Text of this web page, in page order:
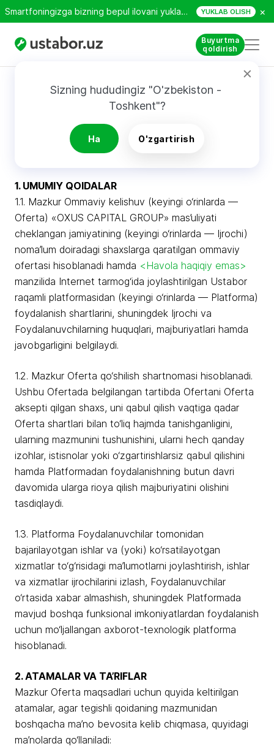
Smartfoningizga bizning bepul ilovani yuklab oling! YUKLAB OLISH ×
Buyurtma
qoldirish
Sizning hududingiz "O'zbekiston -
Toshkent"?
Ha O'zgartirish
Qoidalar va shartlar
USTABOR PLATFORMASIDAN FOYDALANISH
BO‘YICHA OMMAVIY OFERTA (FOYDALANUVCHI
1. UMUMIY QOIDALAR
1.1. Mazkur Ommaviy kelishuv (keyingi o‘rinlarda —
Oferta) «OXUS CAPITAL GROUP» mas’uliyati
cheklangan jamiyatining (keyingi o‘rinlarda — Ijrochi)
noma’lum doiradagi shaxslarga qaratilgan ommaviy
ofertasi hisoblanadi hamda <Havola haqiqiy emas>
manzilida Internet tarmog‘ida joylashtirilgan Ustabor
raqamli platformasidan (keyingi o‘rinlarda — Platforma)
foydalanish shartlarini, shuningdek Ijrochi va
Foydalanuvchilarning huquqlari, majburiyatlari hamda
javobgarligini belgilaydi.
1.2. Mazkur Oferta qo‘shilish shartnomasi hisoblanadi.
Ushbu Ofertada belgilangan tartibda Ofertani Oferta
aksepti qilgan shaxs, uni qabul qilish vaqtiga qadar
Oferta shartlari bilan to‘liq hajmda tanishganligini,
ularning mazmunini tushunishini, ularni hech qanday
izohlar, istisnolar yoki o‘zgartirishlarsiz qabul qilishini
hamda Platformadan foydalanishning butun davri
davomida ularga rioya qilish majburiyatini olishini
tasdiqlaydi.
1.3. Platforma Foydalanuvchilar tomonidan
bajarilayotgan ishlar va (yoki) ko‘rsatilayotgan
xizmatlar to‘g‘risidagi ma’lumotlarni joylashtirish, ishlar
va xizmatlar ijrochilarini izlash, Foydalanuvchilar
o‘rtasida xabar almashish, shuningdek Platformada
mavjud boshqa funksional imkoniyatlardan foydalanish
uchun mo‘ljallangan axborot-texnologik platforma
hisoblanadi.
2. ATAMALAR VA TA’RIFLAR
Mazkur Oferta maqsadlari uchun quyida keltirilgan
atamalar, agar tegishli qoidaning mazmunidan
boshqacha ma’no bevosita kelib chiqmasa, quyidagi
ma’nolarda qo‘llaniladi: